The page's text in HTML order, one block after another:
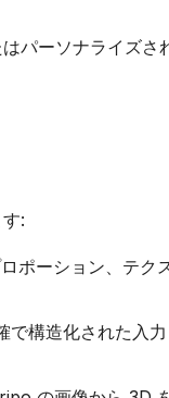
パーソナライズさ
:
ポーション、テク
構造化された入力